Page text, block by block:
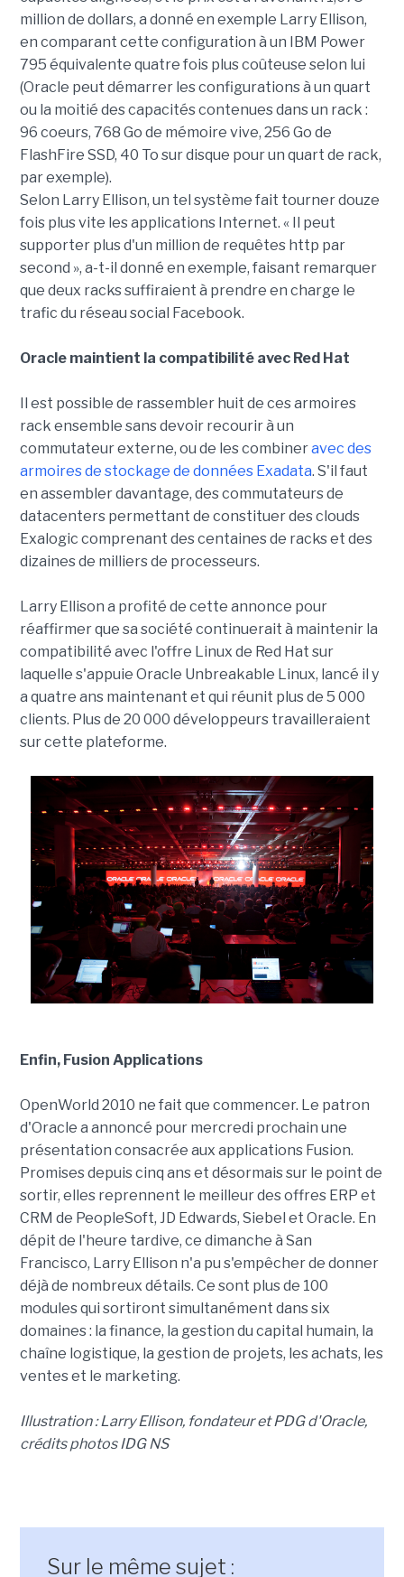
million de dollars, a donné en exemple Larry Ellison,
en comparant cette configuration à un IBM Power
795 équivalente quatre fois plus coûteuse selon lui
(Oracle peut démarrer les configurations à un quart
ou la moitié des capacités contenues dans un rack :
96 coeurs, 768 Go de mémoire vive, 256 Go de
FlashFire SSD, 40 To sur disque pour un quart de rack,
par exemple).
Selon Larry Ellison, un tel système fait tourner douze
fois plus vite les applications Internet. « Il peut
supporter plus d'un million de requêtes http par
second », a-t-il donné en exemple, faisant remarquer
que deux racks suffiraient à prendre en charge le
trafic du réseau social Facebook.
Oracle maintient la compatibilité avec Red Hat
Il est possible de rassembler huit de ces armoires
rack ensemble sans devoir recourir à un
commutateur externe, ou de les combineravec des
armoires de stockage de données Exadata. S'il faut
en assembler davantage, des commutateurs de
datacenters permettant de constituer des clouds
Exalogic comprenant des centaines de racks et des
dizaines de milliers de processeurs.
Larry Ellison a profité de cette annonce pour
réaffirmer que sa société continuerait à maintenir la
compatibilité avec l'offre Linux de Red Hat sur
laquelle s'appuie Oracle Unbreakable Linux, lancé il y
a quatre ans maintenant et qui réunit plus de 5 000
clients. Plus de 20 000 développeurs travailleraient
sur cette plateforme.
Enfin, Fusion Applications
OpenWorld 2010 ne fait que commencer. Le patron
d'Oracle a annoncé pour mercredi prochain une
présentation consacrée aux applications Fusion.
Promises depuis cinq ans et désormais sur le point de
sortir, elles reprennent le meilleur des offres ERP et
CRM de PeopleSoft, JD Edwards, Siebel et Oracle. En
dépit de l'heure tardive, ce dimanche à San
Francisco, Larry Ellison n'a pu s'empêcher de donner
déjà de nombreux détails. Ce sont plus de 100
modules qui sortiront simultanément dans six
domaines : la finance, la gestion du capital humain, la
chaîne logistique, la gestion de projets, les achats, les
ventes et le marketing.
Illustration : Larry Ellison, fondateur et PDG d'Oracle,
crédits photos IDG NS
Sur le même sujet :